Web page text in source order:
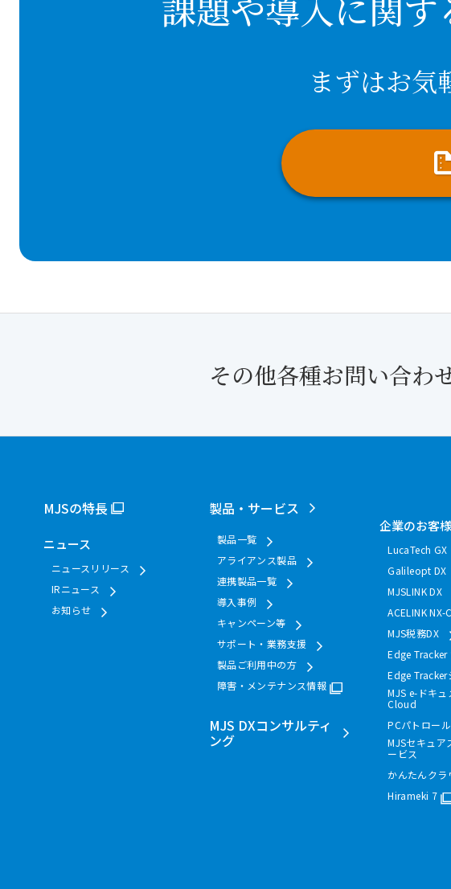
まずはお気
その他各種お問い合わ
MJSの特長
ニュース
ニュースリリース
IRニュース
お知らせ
製品・サービス
製品一覧
アライアンス製品
連携製品一覧
導入事例
キャンペーン等
サポート・業務支援
製品ご利用中の方
障害・メンテナンス情報
MJS DXコンサルティ
ング
企業のお客
LucaTech GX
Galileopt DX
MJSLINK DX
ACELINK NX-
MJS税務DX
Edge Tracker
Edge Tracker
MJS e-ドキュ
Cloud
PCパトロー
MJSセキュア
ービス
かんたんクラ
Hirameki 7